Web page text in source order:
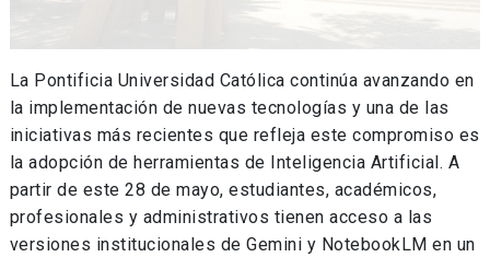
La Pontificia Universidad Católica continúa avanzando en
la implementación de nuevas tecnologías y una de las
iniciativas más recientes que refleja este compromiso es
la adopción de herramientas de Inteligencia Artificial. A
partir de este 28 de mayo, estudiantes, académicos,
profesionales y administrativos tienen acceso a las
versiones institucionales de Gemini y NotebookLM en un